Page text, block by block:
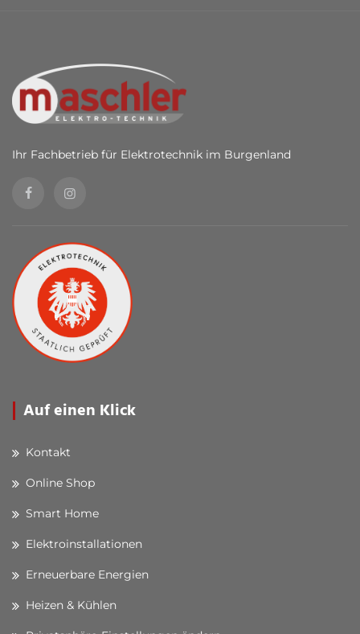
Ihr Fachbetrieb für Elektrotechnik im Burgenland
Auf einen Klick
Kontakt
Online Shop
Smart Home
Elektroinstallationen
Erneuerbare Energien
Heizen & Kühlen